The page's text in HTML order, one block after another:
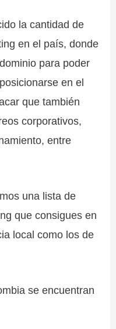
la cantidad de
en el país, donde
para poder
en el
que también
corporativos,
entre
una lista de
que consigues en
local como los de
se encuentran